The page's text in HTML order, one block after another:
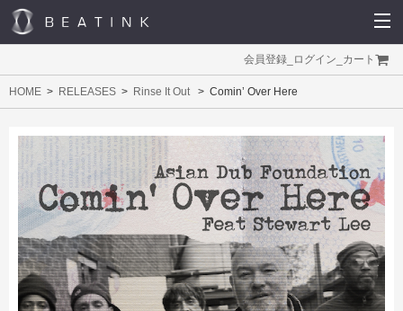
会員登録 ログイン カート
HOME RELEASES Rinse It Out Comin’ Over Here